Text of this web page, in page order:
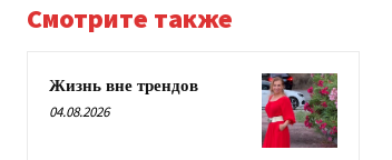
Смотрите также
Жизнь вне трендов
04.08.2026